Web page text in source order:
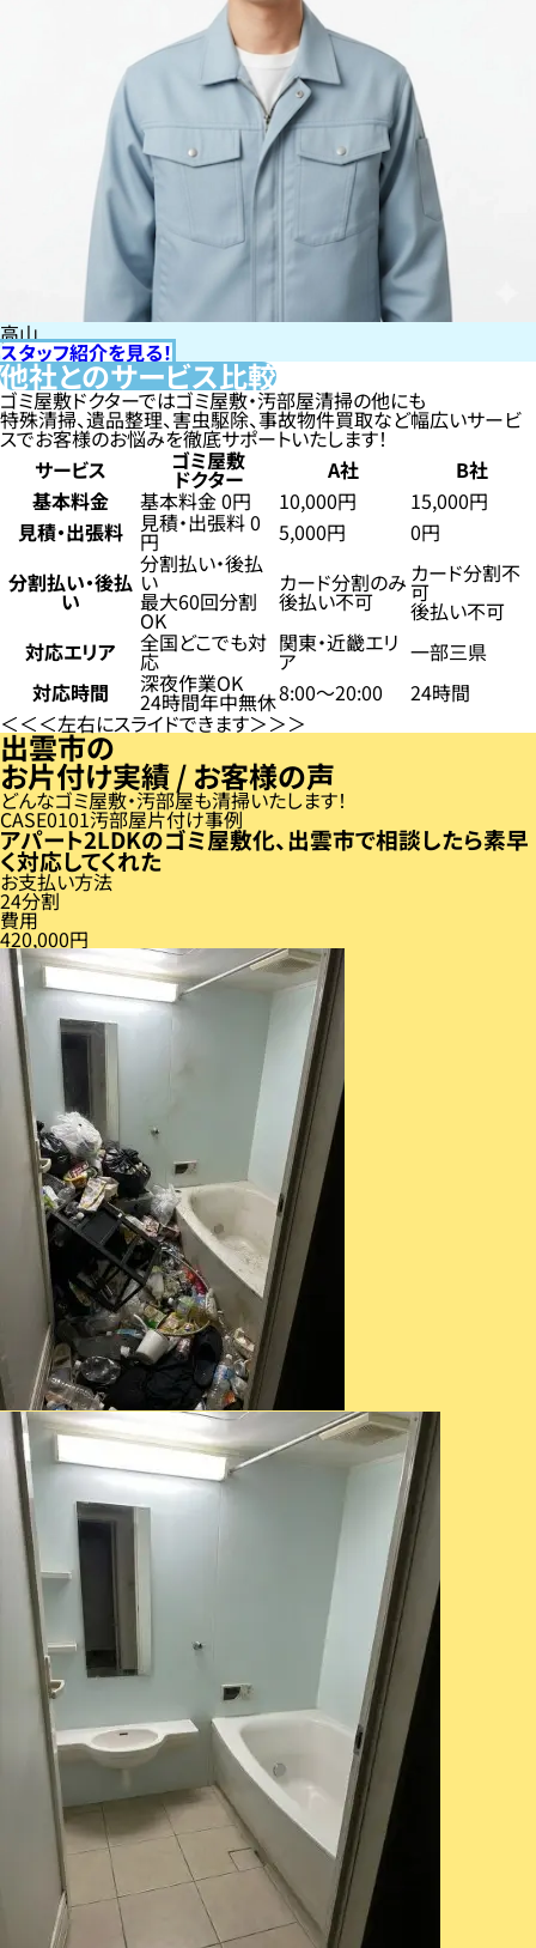
高山
スタッフ紹介を見る！
他社とのサービス比較
ゴミ屋敷ドクターではゴミ屋敷・汚部屋清掃の他にも
特殊清掃、遺品整理、害虫駆除、事故物件買取など幅広いサービ
スでお客様のお悩みを徹底サポートいたします！
サービス
ゴミ屋敷
ドクター A社
B社
基本料金
基本料金 0円 10,000円
15,000円
見積・出張料
見積・出張料 0
円 5,000円
0円
分割払い・後払
い
分割払い・後払
い
最大60回分割
OK
カード分割のみ
後払い不可
カード分割不
可
後払い不可
対応エリア
全国どこでも対
応
関東・近畿エリ
ア
一部三県
対応時間
深夜作業OK
24時間年中無休8:00〜20:00
24時間
左右にスライドできます
出雲市の
お片付け実績 / お客様の声
どんなゴミ屋敷・汚部屋も清掃いたします！
CASE 01汚部屋片付け事例
アパート2LDKのゴミ屋敷化、出雲市で相談したら素早
く対応してくれた
お支払い方法
24分割
費用
420,000円